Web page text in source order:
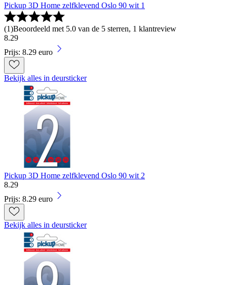
Pickup 3D Home zelfklevend Oslo 90 wit 1
(1)Beoordeeld met 5.0 van de 5 sterren, 1 klantreview
8.29
Prijs: 8.29 euro
Bekijk alles in deursticker
Pickup 3D Home zelfklevend Oslo 90 wit 2
8.29
Prijs: 8.29 euro
Bekijk alles in deursticker